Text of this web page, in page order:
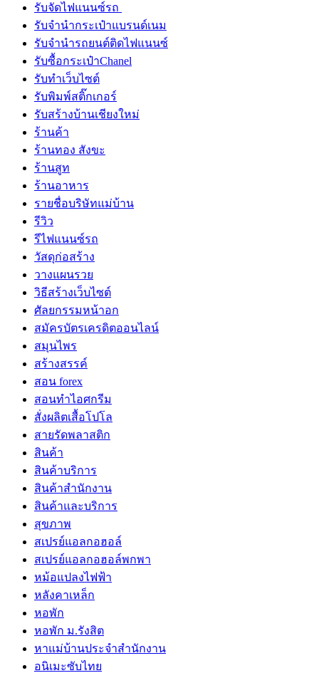
รับจัดไฟแนนซ์รถ
รับจำนำกระเป๋าแบรนด์เนม
รับจํานํารถยนต์ติดไฟแนนซ์
รับซื้อกระเป๋าChanel
รับทําเว็บไซต์
รับพิมพ์สติ๊กเกอร์
รับสร้างบ้านเชียงใหม่
ร้านค้า
ร้านทอง สังขะ
ร้านสูท
ร้านอาหาร
รายชื่อบริษัทแม่บ้าน
รีวิว
รีไฟแนนซ์รถ
วัสดุก่อสร้าง
วางแผนรวย
วิธีสร้างเว็บไซต์
ศัลยกรรมหน้าอก
สมัครบัตรเครดิตออนไลน์
สมุนไพร
สร้างสรรค์
สอน forex
สอนทำไอศกรีม
สั่งผลิตเสื้อโปโล
สายรัดพลาสติก
สินค้า
สินค้าบริการ
สินค้าสํานักงาน
สินค้าและบริการ
สุขภาพ
สเปรย์แอลกอฮอล์
สเปรย์แอลกอฮอล์พกพา
หม้อแปลงไฟฟ้า
หลังคาเหล็ก
หอพัก
หอพัก ม.รังสิต
หาแม่บ้านประจำสำนักงาน
อนิเมะซับไทย